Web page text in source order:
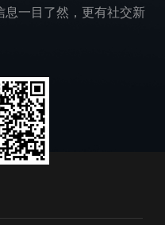
一目了然，更有社交新